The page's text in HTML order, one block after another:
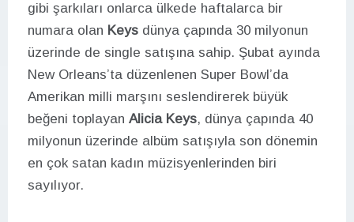
gibi şarkıları onlarca ülkede haftalarca bir
numara olan Keys dünya çapında 30 milyonun
üzerinde de single satışına sahip. Şubat ayında
New Orleans’ta düzenlenen Super Bowl’da
Amerikan milli marşını seslendirerek büyük
beğeni toplayan Alicia Keys, dünya çapında 40
milyonun üzerinde albüm satışıyla son dönemin
en çok satan kadın müzisyenlerinden biri
sayılıyor.